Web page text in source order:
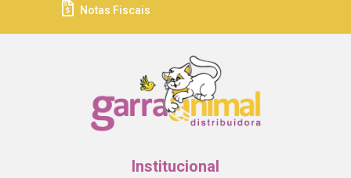
Notas Fiscais
Institucional